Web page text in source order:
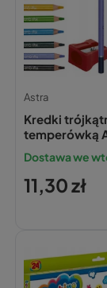
Astra
Kredki
temperówką
Dostawa we
11,30 zł